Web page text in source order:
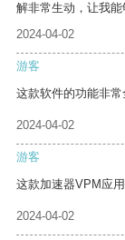
解非常生动，让我能
2024-04-02
游客
这款软件的功能非常
2024-04-02
游客
这款加速器VPM应
2024-04-02